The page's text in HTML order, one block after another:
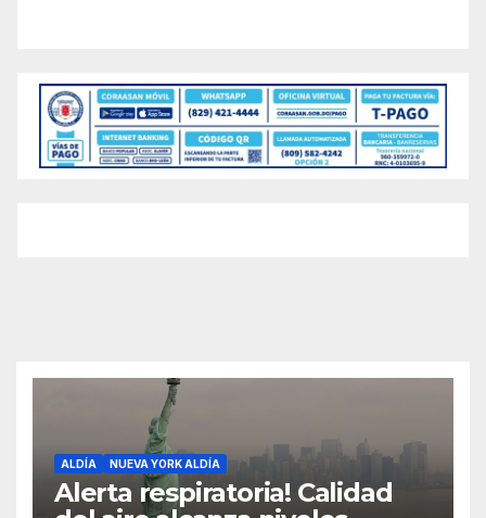
ALDÍA NUEVA YORK ALDÍA
Alerta respiratoria! Calidad